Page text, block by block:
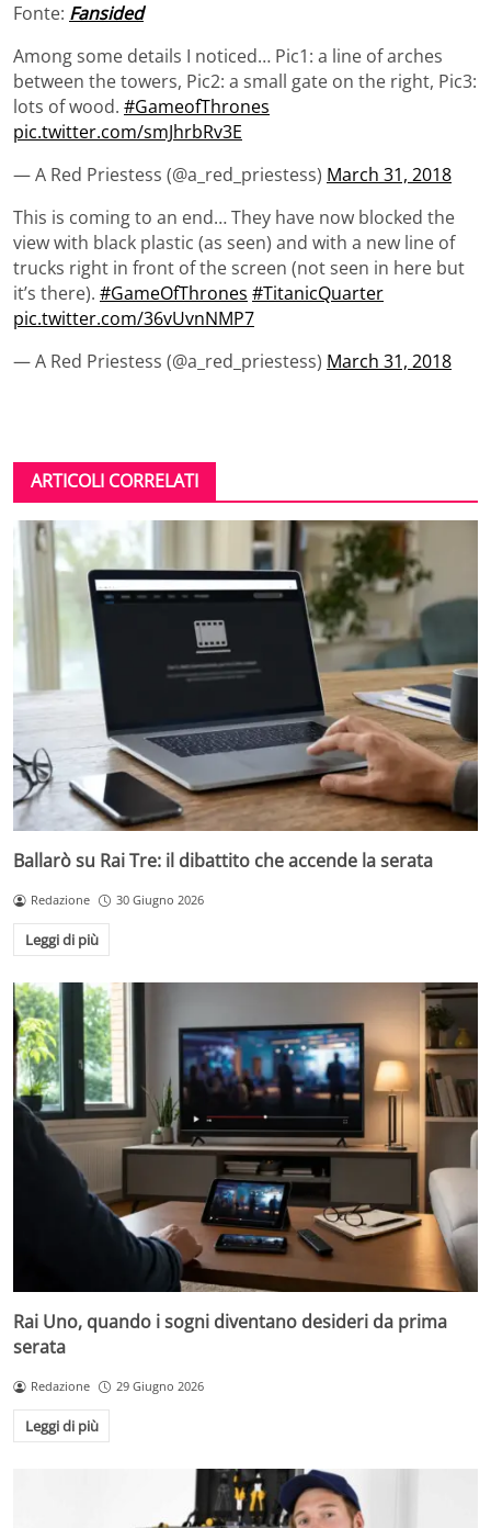
Fonte: Fansided
Among some details I noticed… Pic1: a line of arches
between the towers, Pic2: a small gate on the right, Pic3:
lots of wood. #GameofThrones
pic.twitter.com/smJhrbRv3E
— A Red Priestess (@a_red_priestess) March 31, 2018
This is coming to an end… They have now blocked the
view with black plastic (as seen) and with a new line of
trucks right in front of the screen (not seen in here but
it’s there). #GameOfThrones #TitanicQuarter
pic.twitter.com/36vUvnNMP7
— A Red Priestess (@a_red_priestess) March 31, 2018
ARTICOLI CORRELATI
Ballarò su Rai Tre: il dibattito che accende la serata
Redazione 30 Giugno 2026
Leggi di più
Rai Uno, quando i sogni diventano desideri da prima
serata
Redazione 29 Giugno 2026
Leggi di più